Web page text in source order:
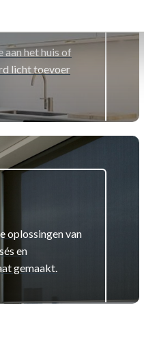
het huis of
licht toevoer
oplossingen van
en
gemaakt.